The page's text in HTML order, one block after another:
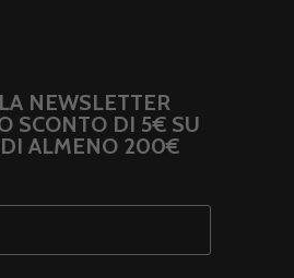
NEWSLETTER
SCONTO DI 5€ SU
ALMENO 200€